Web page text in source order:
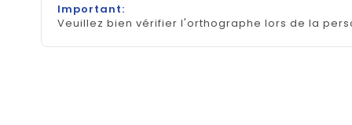
Important:
Veuillez bien vérifier l'orthographe lors de la